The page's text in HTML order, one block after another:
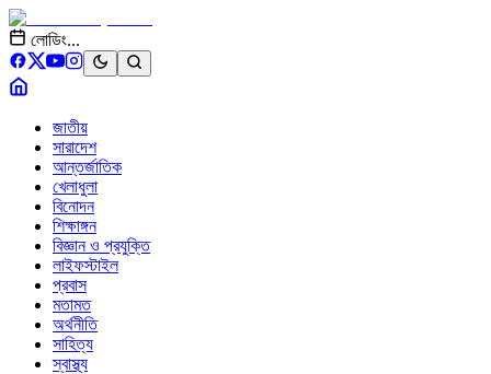
লোডিং...
জাতীয়
সারাদেশ
আন্তর্জাতিক
খেলাধুলা
বিনোদন
শিক্ষাঙ্গন
বিজ্ঞান ও প্রযুক্তি
লাইফস্টাইল
প্রবাস
মতামত
অর্থনীতি
সাহিত্য
স্বাস্থ্য